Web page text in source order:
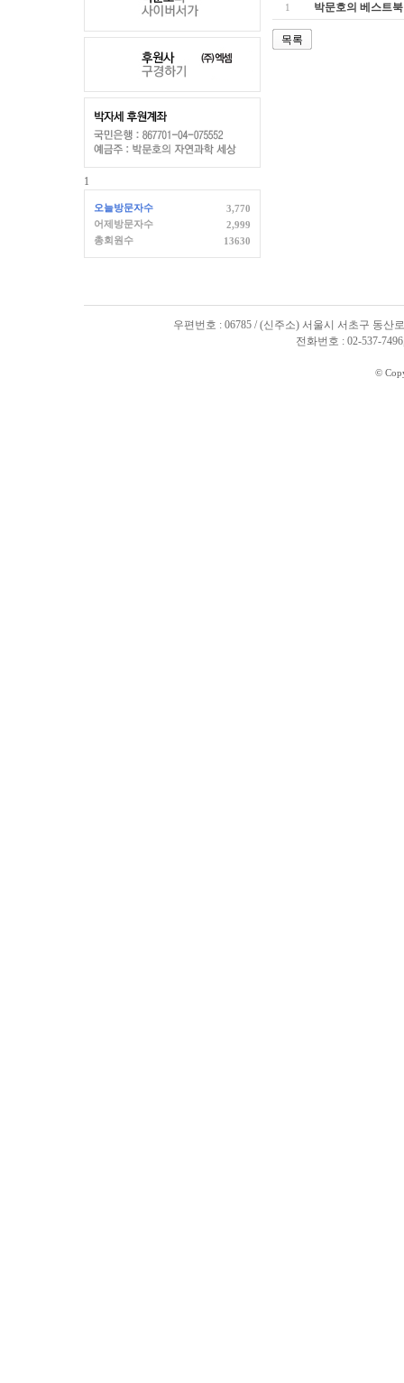
1
오늘방문자수
3,770
어제방문자수
2,999
총회원수
13630
1 박문호의 베스트
목록
우편번호 : 06785 / (신주소) 서울시 서초구 동산
전화번호 : 02-537-
©